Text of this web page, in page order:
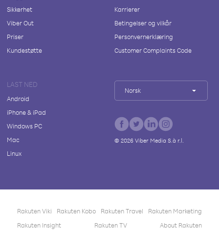
Sikkerhet
Viber Out
Priser
Kundestøtte
Karrierer
Betingelser og vilkår
Personvernerklæring
Customer Complaints Code
LAST NED
Android
iPhone & iPad
Windows PC
Mac
Linux
Norsk
© 2026Viber Media S.à r.l.
Rakuten Viki Rakuten Kobo Rakuten Travel
Rakuten Marketing
Rakuten Insight
Rakuten TV About Rakuten